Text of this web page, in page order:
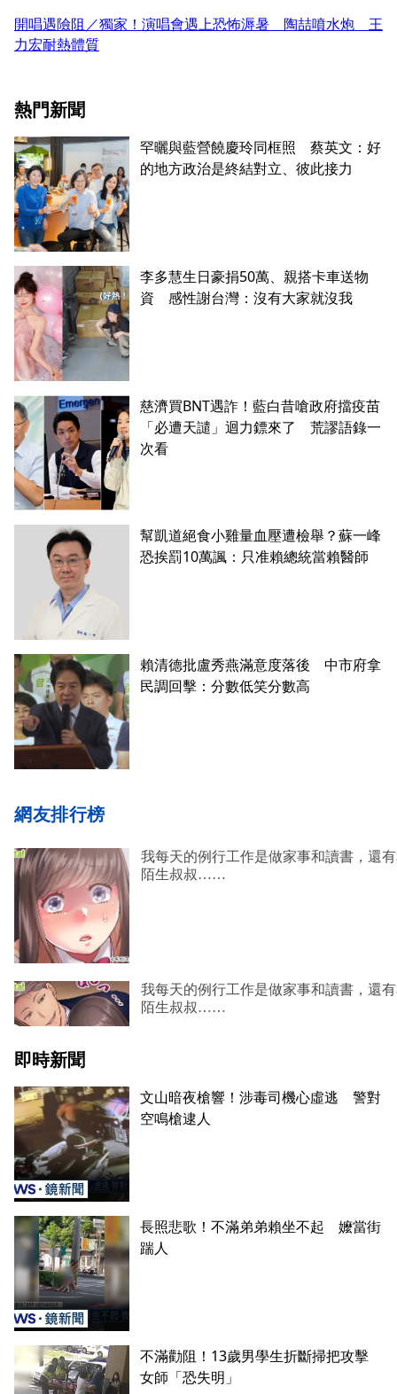
開唱遇險阻／獨家！演唱會遇上恐怖溽暑 陶喆噴水炮 王
力宏耐熱體質
熱門新聞
罕曬與藍營饒慶玲同框照 蔡英文：好
的地方政治是終結對立、彼此接力
李多慧生日豪捐50萬、親搭卡車送物
資 感性謝台灣：沒有大家就沒我
慈濟買BNT遇詐！藍白昔嗆政府擋疫苗
「必遭天譴」迴力鏢來了 荒謬語錄一
次看
幫凱道絕食小雞量血壓遭檢舉？蘇一峰
恐挨罰10萬諷：只准賴總統當賴醫師
賴清德批盧秀燕滿意度落後 中市府拿
民調回擊：分數低笑分數高
即時新聞
文山暗夜槍響！涉毒司機心虛逃 警對
空鳴槍逮人
長照悲歌！不滿弟弟賴坐不起 嬤當街
踹人
不滿勸阻！13歲男學生折斷掃把攻擊
女師「恐失明」